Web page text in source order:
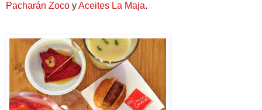
Pacharán Zoco yAceites La Maja.